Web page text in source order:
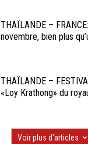
THAÏLANDE –
novembre, bien plus
THAÏLANDE –
«Loy Krathong» du
Voir plus d'articles